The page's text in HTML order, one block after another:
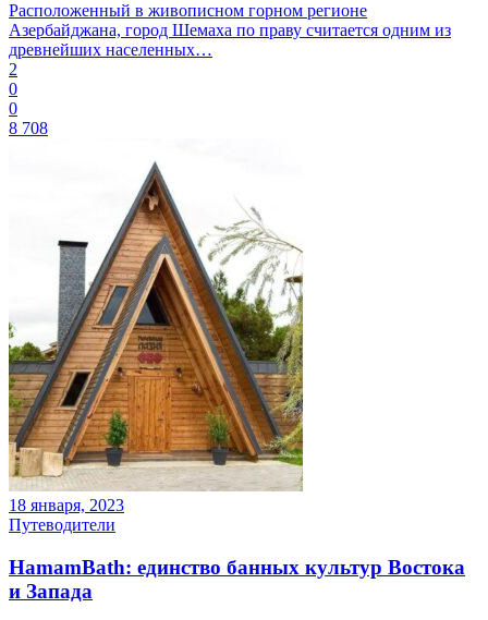
Расположенный в живописном горном регионе
Азербайджана, город Шемаха по праву считается одним из
древнейших населенных…
2
0
0
8 708
18 января, 2023
Путеводители
HamamBath: единство банных культур Востока
и Запада